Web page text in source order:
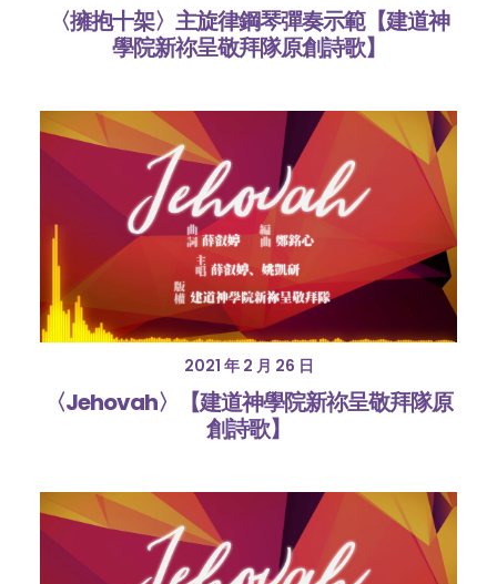
〈擁抱十架〉主旋律鋼琴彈奏示範【建道神
學院新祢呈敬拜隊原創詩歌】
2021 年 2 月 26 日
〈Jehovah〉【建道神學院新祢呈敬拜隊原
創詩歌】